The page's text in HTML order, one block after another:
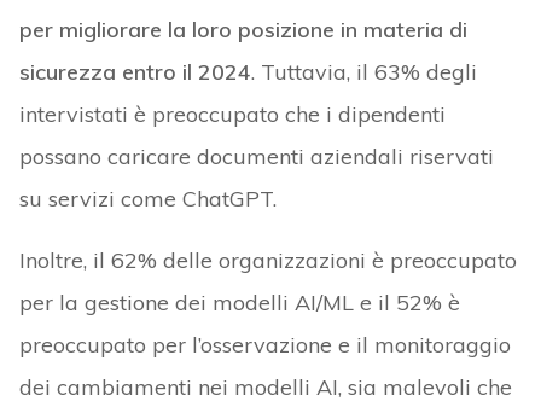
per migliorare la loro posizione in materia di
sicurezza entro il 2024. Tuttavia, il 63% degli
intervistati è preoccupato che i dipendenti
possano caricare documenti aziendali riservati
su servizi come ChatGPT.
Inoltre, il 62% delle organizzazioni è preoccupato
per la gestione dei modelli AI/ML e il 52% è
preoccupato per l’osservazione e il monitoraggio
dei cambiamenti nei modelli AI, sia malevoli che